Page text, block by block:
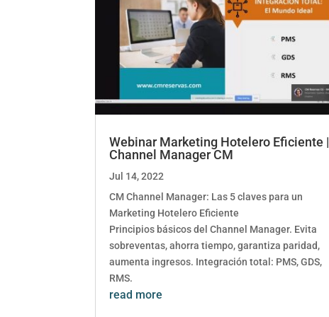
Webinar Marketing Hotelero Eficiente |
Channel Manager CM
Jul 14, 2022
CM Channel Manager: Las 5 claves para un
Marketing Hotelero Eficiente
Principios básicos del Channel Manager. Evita
sobreventas, ahorra tiempo, garantiza paridad,
aumenta ingresos. Integración total: PMS, GDS,
RMS.
read more